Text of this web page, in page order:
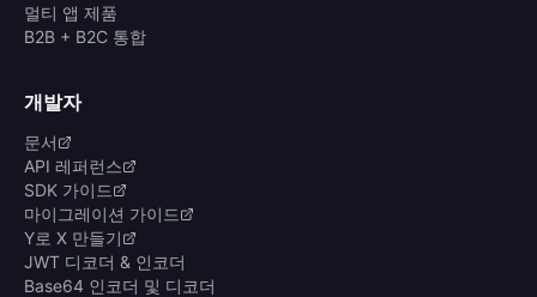
멀티 앱 제품
B2B + B2C 통합
개발자
문서
API 레퍼런스
SDK 가이드
마이그레이션 가이드
Y로 X 만들기
JWT 디코더 & 인코더
Base64 인코더 및 디코더